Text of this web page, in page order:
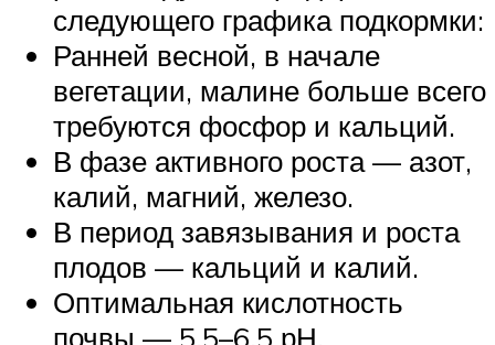
следующего графика подкормки:
Ранней весной, в начале
вегетации, малине больше всего
требуются фосфор и кальций.
В фазе активного роста — азот,
калий, магний, железо.
В период завязывания и роста
плодов — кальций и калий.
Оптимальная кислотность
почвы — 5,5–6,5 рН.